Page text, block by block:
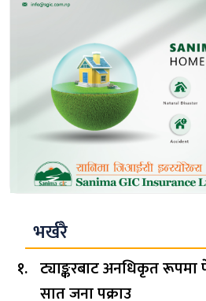
भर्खरै
ट्याङ्करबाट अनधिकृत रूपमा
सात जना पक्राउ